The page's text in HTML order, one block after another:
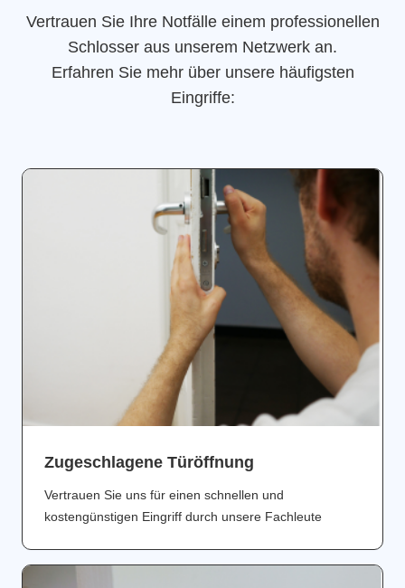
Vertrauen Sie Ihre Notfälle einem professionellen
Schlosser aus unserem Netzwerk an.
Erfahren Sie mehr über unsere häufigsten
Eingriffe:
Zugeschlagene Türöffnung
Vertrauen Sie uns für einen schnellen und
kostengünstigen Eingriff durch unsere Fachleute